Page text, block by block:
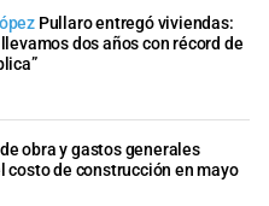
Pullaro entregó viviendas:
llevamos dos años con récord de
obra y gastos generales
costo de construcción en mayo